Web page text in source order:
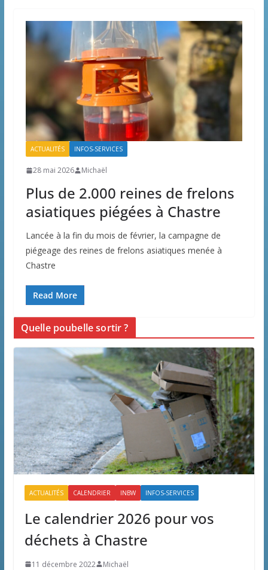
ACTUALITÉS INFOS-SERVICES
28 mai 2026 Michaël
Plus de 2.000 reines de frelons
asiatiques piégées à Chastre
Lancée à la fin du mois de février, la campagne de
piégeage des reines de frelons asiatiques menée à
Chastre
Read More
Quelle poubelle sortir ?
ACTUALITÉS CALENDRIER INBW INFOS-SERVICES
Le calendrier 2026 pour vos
déchets à Chastre
11 décembre 2022 Michaël